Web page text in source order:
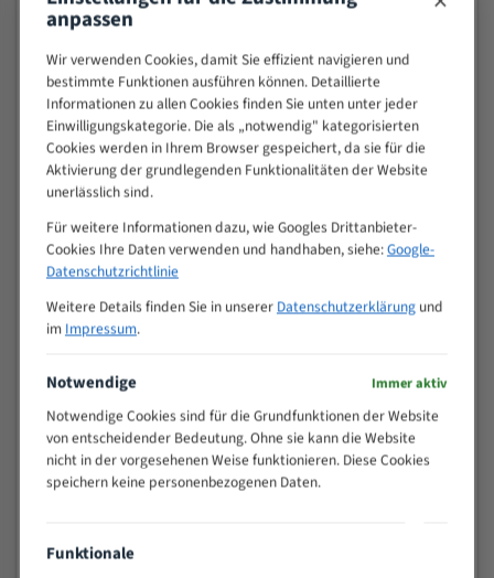
20
30
4/5
50
80
> 100
VOLLMATERIAL
M (mm)
Zoll (ZpZ))
>
25
10/14
15 - 40
8/12
25 - 50
50 - 120
80 - 180
3/4
130 -
350
2/3
200 -
anpassen
Wir verwenden Cookies, damit Sie effizient navigieren und
bestimmte Funktionen ausführen können. Detaillierte
Informationen zu allen Cookies finden Sie unten unter jeder
Einwilligungskategorie. Die als „notwendig" kategorisierten
Cookies werden in Ihrem Browser gespeichert, da sie für die
Aktivierung der grundlegenden Funktionalitäten der Website
unerlässlich sind.
Für weitere Informationen dazu, wie Googles Drittanbieter-
Cookies Ihre Daten verwenden und handhaben, siehe:Google-
Datenschutzrichtlinie
Weitere Details finden Sie in unserer Datenschutzerklärungund
im Impressum.
Notwendige Immer aktiv
Notwendige Cookies sind für die Grundfunktionen der Website
von entscheidender Bedeutung. Ohne sie kann die Website
nicht in der vorgesehenen Weise funktionieren. Diese Cookies
speichern keine personenbezogenen Daten.
Funktionale